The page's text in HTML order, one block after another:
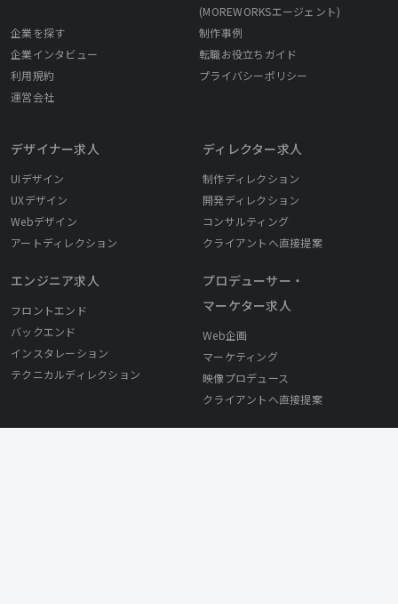
(MOREWORKSエージェント)
企業を探す
制作事例
企業インタビュー
転職お役立ちガイド
利用規約
プライバシーポリシー
運営会社
デザイナー求人
UIデザイン
UXデザイン
Webデザイン
アートディレクション
エンジニア求人
フロントエンド
バックエンド
インスタレーション
テクニカルディレクション
ディレクター求人
制作ディレクション
開発ディレクション
コンサルティング
クライアントへ直接提案
プロデューサー・
マーケター求人
Web企画
マーケティング
映像プロデュース
クライアントへ直接提案